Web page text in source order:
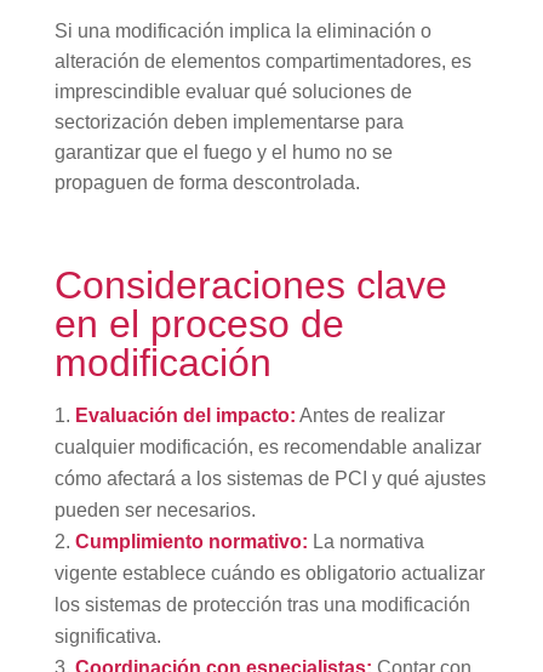
Si una modificación implica la eliminación o
alteración de elementos compartimentadores, es
imprescindible evaluar qué soluciones de
sectorización deben implementarse para
garantizar que el fuego y el humo no se
propaguen de forma descontrolada.
Consideraciones clave
en el proceso de
modificación
Evaluación del impacto: Antes de realizar
cualquier modificación, es recomendable analizar
cómo afectará a los sistemas de PCI y qué ajustes
pueden ser necesarios.
Cumplimiento normativo: La normativa
vigente establece cuándo es obligatorio actualizar
los sistemas de protección tras una modificación
significativa.
Coordinación con especialistas: Contar con